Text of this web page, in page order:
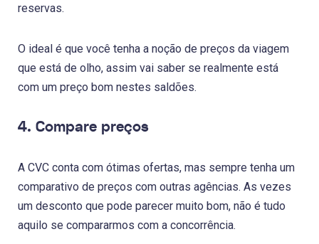
reservas.
O ideal é que você tenha a noção de preços da viagem
que está de olho, assim vai saber se realmente está
com um preço bom nestes saldões.
4. Compare preços
A CVC conta com ótimas ofertas, mas sempre tenha um
comparativo de preços com outras agências. As vezes
um desconto que pode parecer muito bom, não é tudo
aquilo se compararmos com a concorrência.